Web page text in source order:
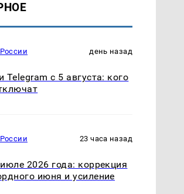
день назад
Telegram с 5 августа: кого
23 часа назад
2026 года: коррекция
июня и усиление